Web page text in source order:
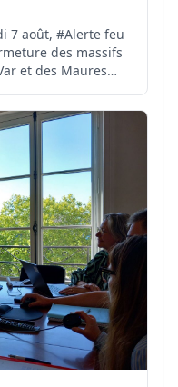
7 août, #Alerte feu
et des Maures
de la Corniche
îles d'Hyères